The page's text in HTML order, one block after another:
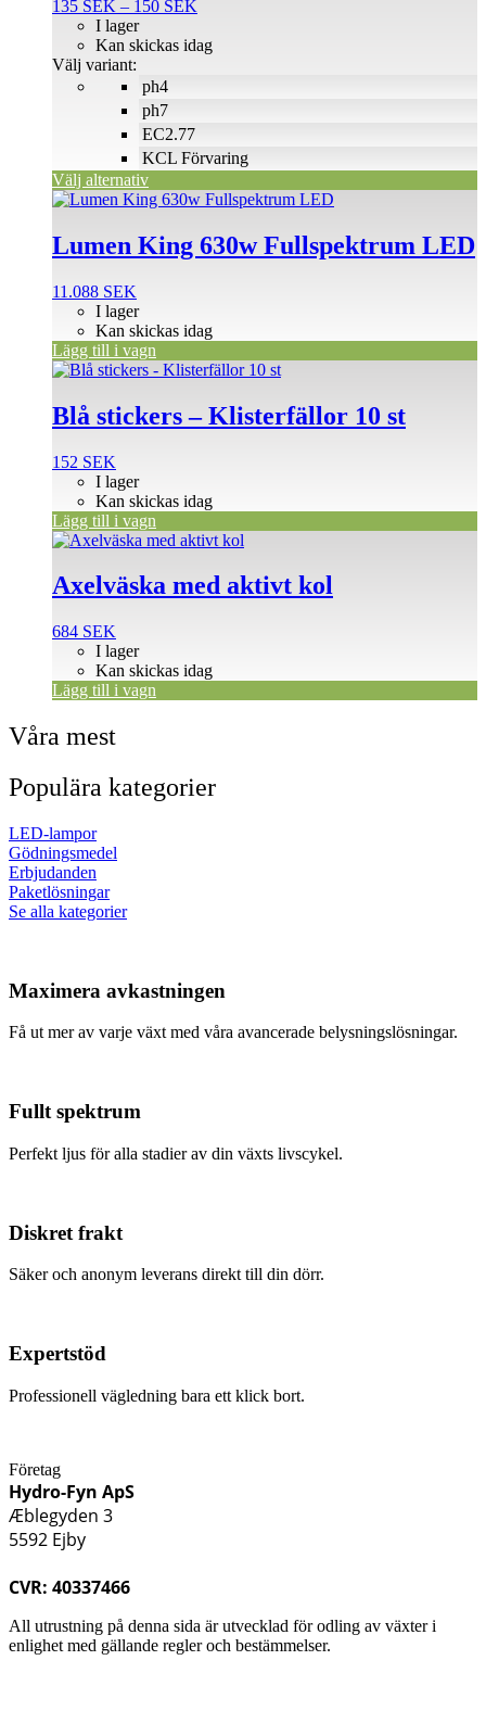
135 SEK – 150 SEK
till
ph4
ph7
EC2.77
KCL Förvaring
I lager
Kan skickas idag
Välj variant:
Välj alternativ
varianter.
olika
alternativen
Lumen King 630w Fullspektrum LED
11.088 SEK
I lager
Kan skickas idag
Lägg till i vagn
Blå stickers – Klisterfällor 10 st
152 SEK
I lager
Kan skickas idag
Lägg till i vagn
Axelväska med aktivt kol
684 SEK
I lager
Kan skickas idag
Lägg till i vagn
Våra mest
Populära kategorier
LED-lampor
Gödningsmedel
Erbjudanden
Paketlösningar
Se alla kategorier
Maximera avkastningen
Få ut mer av varje växt med våra avancerade belysningslösningar.
Fullt spektrum
Perfekt ljus för alla stadier av din växts livscykel.
Diskret frakt
Säker och anonym leverans direkt till din dörr.
Expertstöd
Professionell vägledning bara ett klick bort.
Företag
Hydro-Fyn ApS
Æblegyden 3
5592 Ejby
CVR: 40337466
All utrustning på denna sida är utvecklad för odling av växter i
enlighet med gällande regler och bestämmelser.